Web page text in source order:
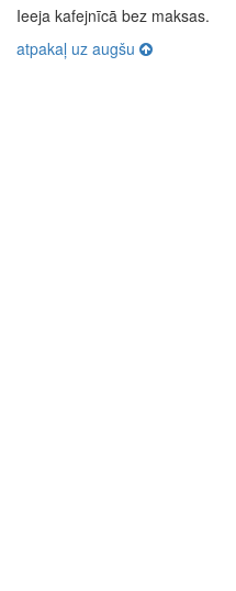
Ieeja kafejnīcā bez maksas.
atpakaļ uz augšu